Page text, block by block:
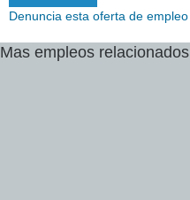
Denuncia esta oferta de empleo
Mas empleos relacionados